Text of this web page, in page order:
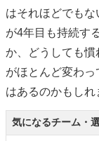
はそれほどでも
が4年目も持続す
か、どうしても
がほとんど変わ
はあるのかもしれ
気になるチーム・